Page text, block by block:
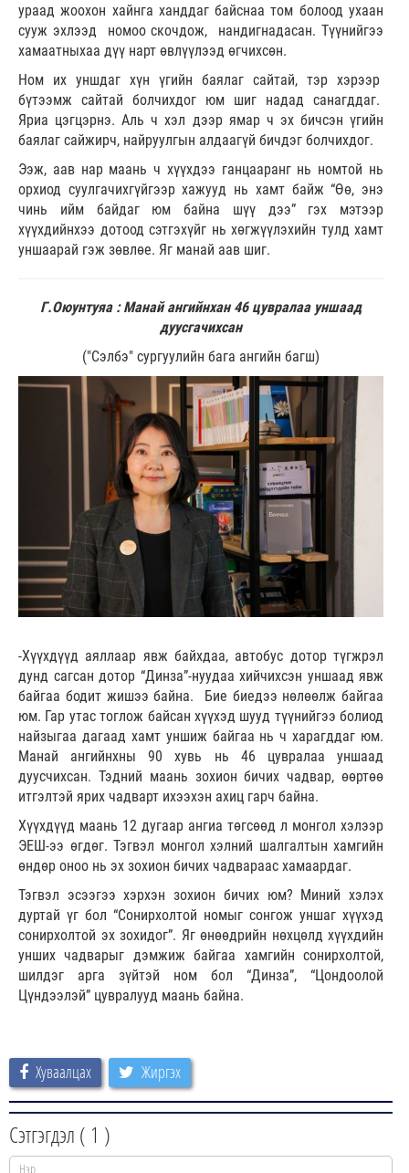
ураад жоохон хайнга ханддаг байснаа том болоод ухаан
сууж эхлээд номоо скочдож, нандигнадасан. Түүнийгээ
хамаатныхаа дүү нарт өвлүүлээд өгчихсөн.
Ном их уншдаг хүн үгийн баялаг сайтай, тэр хэрээр
бүтээмж сайтай болчихдог юм шиг надад санагддаг.
Яриа цэгцэрнэ. Аль ч хэл дээр ямар ч эх бичсэн үгийн
баялаг сайжирч, найруулгын алдаагүй бичдэг болчихдог.
Ээж, аав нар маань ч хүүхдээ ганцааранг нь номтой нь
орхиод суулгачихгүйгээр хажууд нь хамт байж “Өө, энэ
чинь ийм байдаг юм байна шүү дээ” гэх мэтээр
хүүхдийнхээ дотоод сэтгэхүйг нь хөгжүүлэхийн тулд хамт
уншаарай гэж зөвлөе. Яг манай аав шиг.
Г.Оюунтуяа : Манай ангийнхан 46 цувралаа уншаад
дуусгачихсан
("Сэлбэ" сургуулийн бага ангийн багш)
-Хүүхдүүд аяллаар явж байхдаа, автобус дотор түгжрэл
дунд сагсан дотор “Динза”-нуудаа хийчихсэн уншаад явж
байгаа бодит жишээ байна. Бие биедээ нөлөөлж байгаа
юм. Гар утас тоглож байсан хүүхэд шууд түүнийгээ болиод
найзыгаа дагаад хамт уншиж байгаа нь ч харагддаг юм.
Манай ангийнхны 90 хувь нь 46 цувралаа уншаад
дуусчихсан. Тэдний маань зохион бичих чадвар, өөртөө
итгэлтэй ярих чадварт ихээхэн ахиц гарч байна.
Хүүхдүүд маань 12 дугаар ангиа төгсөөд л монгол хэлээр
ЭЕШ-ээ өгдөг. Тэгвэл монгол хэлний шалгалтын хамгийн
өндөр оноо нь эх зохион бичих чадвараас хамаардаг.
Тэгвэл эсээгээ хэрхэн зохион бичих юм? Миний хэлэх
дуртай үг бол “Сонирхолтой номыг сонгож уншаг хүүхэд
сонирхолтой эх зохидог”. Яг өнөөдрийн нөхцөлд хүүхдийн
унших чадварыг дэмжиж байгаа хамгийн сонирхолтой,
шилдэг арга зүйтэй ном бол “Динза”, “Цондоолой
Цүндээлэй” цувралууд маань байна.
Хуваалцах Жиргэх
Сэтгэгдэл ( 1 )